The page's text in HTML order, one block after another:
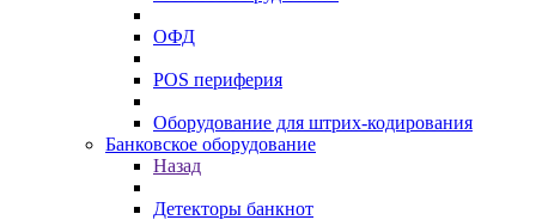
ОФД
POS периферия
Оборудование для штрих-кодирования
Банковское оборудование
Назад
Детекторы банкнот